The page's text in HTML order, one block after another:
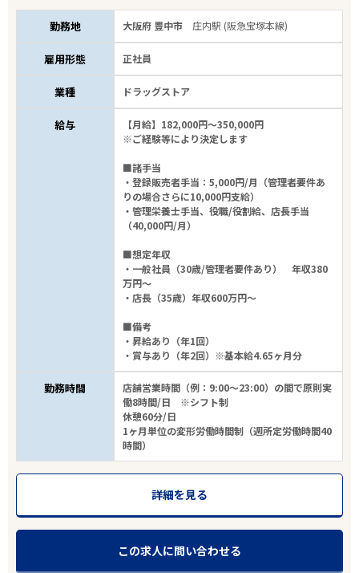
勤務地 大阪府 豊中市 庄内駅 (阪急宝塚本線)
雇用形態 正社員
業種 ドラッグストア
給与
【月給】182,000円～350,000円
※ご経験等により決定します
■諸手当
・登録販売者手当：5,000円/月（管理者要件あ
りの場合さらに10,000円支給）
・管理栄養士手当、役職/役割給、店長手当
（40,000円/月）
■想定年収
・一般社員（30歳/管理者要件あり） 年収380
万円～
・店長（35歳）年収600万円～
■備考
・昇給あり（年1回）
・賞与あり（年2回）※基本給4.65ヶ月分
勤務時間
店舗営業時間（例：9:00～23:00）の間で原則実
働8時間/日 ※シフト制
休憩60分/日
1ヶ月単位の変形労働時間制（週所定労働時間40
時間）
詳細を見る
この求人に問い合わせる